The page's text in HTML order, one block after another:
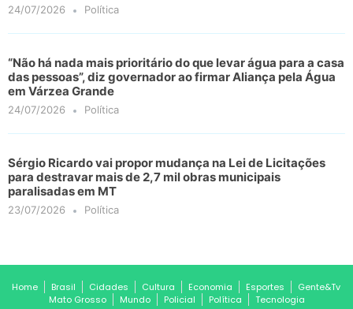
24/07/2026 Política
“Não há nada mais prioritário do que levar água para a casa
das pessoas”, diz governador ao firmar Aliança pela Água
em Várzea Grande
24/07/2026 Política
Sérgio Ricardo vai propor mudança na Lei de Licitações
para destravar mais de 2,7 mil obras municipais
paralisadas em MT
23/07/2026 Política
Home Brasil Cidades Cultura Economia Esportes
Gente&Tv
Mato Grosso
Mundo Policial Política Tecnologia